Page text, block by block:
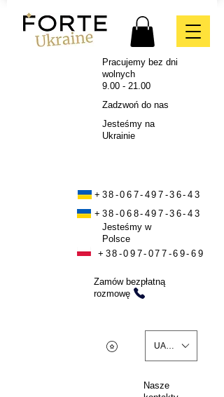
Pracujemy bez dni
wolnych
9.00 - 21.00
Zadzwoń do nas
Jesteśmy na
Ukrainie
+38-067-497-36-43
+38-068-497-36-43
Jesteśmy w
Polsce
+38-097-077-69-69
Zamów bezpłatną
rozmowę
UAH (₴)
Nasze